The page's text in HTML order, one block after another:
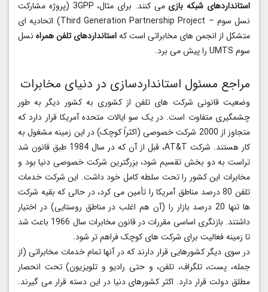
استانداردهای شبکه بازی
می کنند. برای مثال، 3GPP (پروژه مشارکت
نسل سوم – Third Generation Partnership Project) اتحادیه ای
متشکل از انجمن های مخابراتی است کهاستانداردهای تلفن همراهنسل
سوم UMTS را پیش می برد.
مراجع مسئول استانداردسازی در دنیای مخابرات
وضعیت قانونی شرکت های تلفن از کشوری به کشور دیگر به طور
چشمگیری متفاوت است. در یک سو ایالات متحده آمریکا قرار دارد که
متجاوز از 2000 شرکت خصوصی (اکثراً کوچک) در این زمینه مشغول به
کار هستند. شرکت AT&T، قبل از آن که در سال 1984 طبق قانون شد
تراست به دو بخش تقسیم شود، بزرگترین شرکت خصوصی دنیا بود و
مخابرات این کشور را تحت سلطه کامل خود داشت. این شرکت خدمات
تلفن 80 درصد مناطق آمریکا را تأمین می کرد، در حالی که بقیه شرکت
ها تنها 20 درصد بازار را (آن هم اغلب در مناطق روستایی) در اختیار
داشتند. بازنگری اساسی مقررات در قانون مخابرات سال 1966 باعث شد
تا زمینه فعالیت برای شرکت های کوچک فراهم تر شود.
در سوی دیگر کشورهایی قرار دارند که در آنها تمام خدمات مخابراتی (از
جمله، پست، تلگراف، تلفن، و حتی رادیو و تلویزیون) تحت انحصار
مطلق دولت قرار دارد. اکثر کشورهای دنیا در این دسته قرار می گیرند.